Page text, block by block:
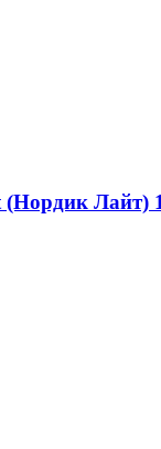
Лайт)